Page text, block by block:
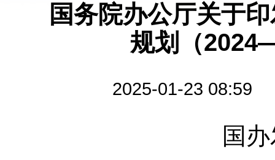
国务院办公厅关于
规划（
2025-01-23 08:59
国